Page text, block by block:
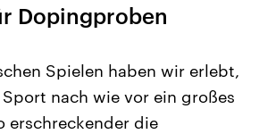
Dopingproben
Spielen haben wir erlebt,
nach wie vor ein großes
erschreckender die